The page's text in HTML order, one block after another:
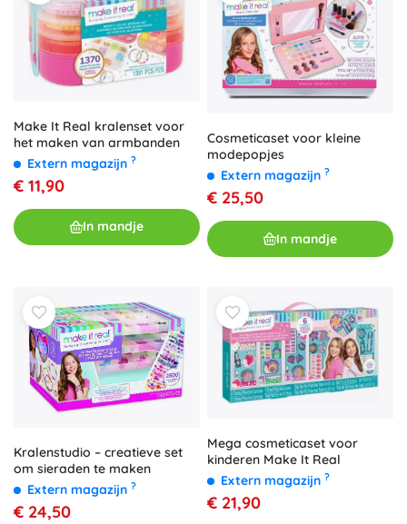
Make It Real kralenset voor
het maken van armbanden
Extern magazijn ?
€ 11,90
In mandje
Cosmeticaset voor kleine
modepopjes
Extern magazijn ?
€ 25,50
In mandje
Kralenstudio – creatieve set
om sieraden te maken
Extern magazijn ?
€ 24,50
Mega cosmeticaset voor
kinderen Make It Real
Extern magazijn ?
€ 21,90